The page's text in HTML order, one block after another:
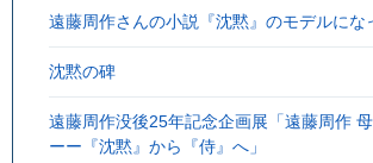
遠藤周作さんの小説『沈黙』のモデルにな
沈黙の碑
遠藤周作没後25年記念企画展「遠藤周作
ーー『沈黙』から『侍』へ」